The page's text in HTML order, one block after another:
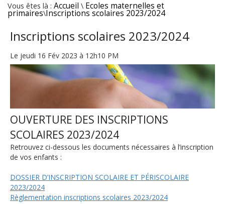
Vous êtes là : Accueil \ Ecoles maternelles et
primaires\Inscriptions scolaires 2023/2024
Inscriptions scolaires 2023/2024
Le jeudi 16 Fév 2023 à 12h10 PM
OUVERTURE DES INSCRIPTIONS
SCOLAIRES 2023/2024
Retrouvez ci-dessous les documents nécessaires à l’inscription
de vos enfants :
DOSSIER D’INSCRIPTION SCOLAIRE ET PÉRISCOLAIRE
2023/2024
Règlementation inscriptions scolaires 2023/2024